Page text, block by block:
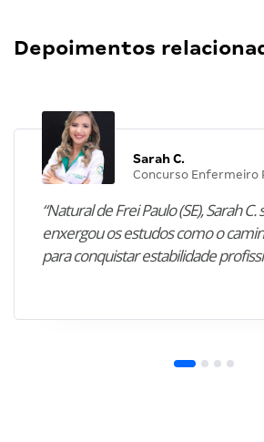
Depoimentos
Sarah C.
Concurso Enfermeiro
“Natural de Frei Paulo (SE), Sarah
enxergou os estudos como o
para conquistar estabilidade